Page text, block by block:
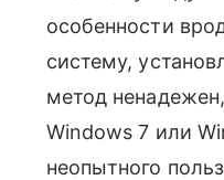
особенности
систему,
метод
Windows 7 или
неопытного